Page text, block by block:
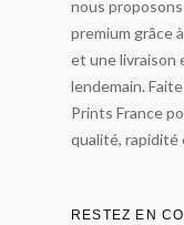
nous
premium grâce
et une livraison
lendemain.
Prints France
qualité, rapidité
RESTEZ EN